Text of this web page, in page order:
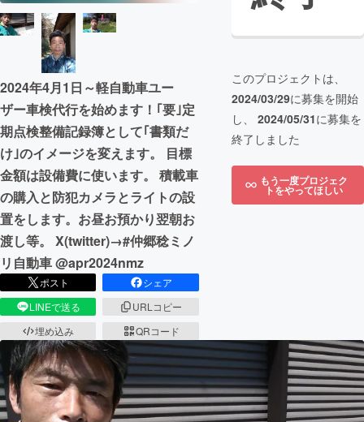
2024年4月1日～軽自動車ユー
ザー車検代行を始めます！｢要｣定
期点検整備記録簿として｢書類だ
け｣のイメージを変えます。 目標
金額は設備費に使います。 積載車
の購入と防犯カメラとライトの設
置をします。お昼お預かり翌朝お
渡し等。 X(twitter)→#仲郷稔ミノ
リ自動車 @apr2024nmz
ポスト
シェア
LINEで送る
URLコピー
埋め込み
QRコード
このプロジェクトは、
2024/03/29に募集を開始
し、 2024/05/31に募集を
終了しました
もう一度プロジェク
トをやってほしい